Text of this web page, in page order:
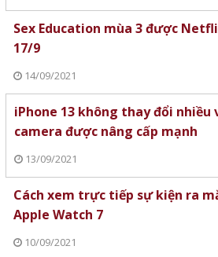
Sex Education mùa 3 được
17/9
14/09/2021
iPhone 13 không thay đổi nhiều
camera được nâng cấp mạnh
13/09/2021
Cách xem trực tiếp sự kiện ra
Apple Watch 7
10/09/2021